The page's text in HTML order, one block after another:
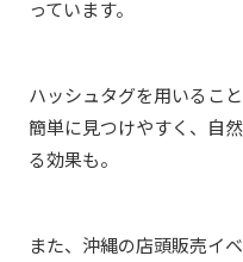
っています。
ハッシュタグを用いるこ
簡単に見つけやすく、自
る効果も。
また、沖縄の店頭販売イ